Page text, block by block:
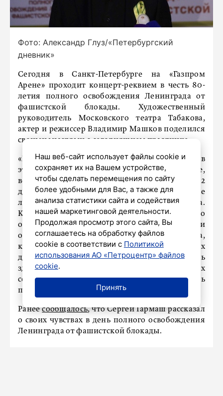
Фото: Александр Глуз/«Петербургский
дневник»
Сегодня в Санкт-Петербурге на «Газпром
Арене» проходит концерт-реквием в честь 80-
летия полного освобождения Ленинграда от
фашистской блокады. Художественный
руководитель Московского театра Табакова,
актер и режиссер Владимир Машков поделился
своими мыслями о сегодняшнем празднике.
«Вот уже на протяжении 80 лет каждый год в
этот день мы собираемся, встречаем вместе,
вспоминаем эти героические и трагические 872
дня, почти 900 дней, когда люди, наши русские
люди, показали невероятную силу духа.
Конечно, это день памяти о тех, кто ушел, и кто
остался до сих пор. Их немного, но они
остались. Они передают нам те чувства,
которые наполняют на протяжении 80 лет их
душу. Я считаю, это великий день. И очень
здорово, что здесь собрались тысячи наших
сограждан, чтобы еще раз вспомнить и почтить
память ушедших», – сказал актер.
Ранеесообщалось, что Сергей Гармаш рассказал
о своих чувствах в день полного освобождения
Ленинграда от фашистской блокады.
Наш веб-сайт использует файлы cookie и
сохраняет их на Вашем устройстве,
чтобы сделать перемещения по сайту
более удобными для Вас, а также для
анализа статистики сайта и содействия
нашей маркетинговой деятельности.
Продолжая просмотр этого сайта, Вы
соглашаетесь на обработку файлов
cookie в соответствии с Политикой
использования АО «Петроцентр» файлов
cookie.
Принять